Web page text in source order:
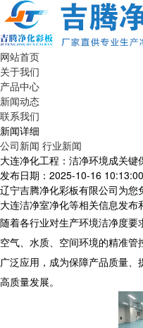
网站首页
关于我们
产品中心
新闻动态
联系我们
新闻详细
公司新闻 行业新闻
大连净化工程：洁净环境成关键
发布日期：2025-10-16 10:13:00
辽宁吉腾净化彩板有限公司为您
大连洁净室净化等相关信息发布
随着各行业对生产环境洁净度要
空气、水质、空间环境的精准
广泛应用，成为保障产品质量
高质量发展。